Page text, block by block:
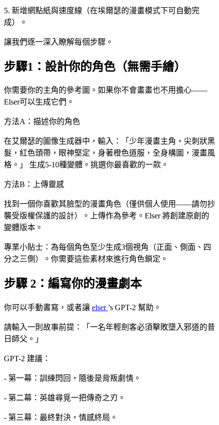
5. 新增網點紙與速度線（在埃爾瑟的漫畫模式下可自動完
成）。
讓我們逐一深入瞭解每個步驟。
步驟1：設計你的角色（無需手繪）
你需要你的主角的參考圖。如果你不會畫畫也不用擔心——
Elser可以生成它們。
方法A：描述你的角色
在艾爾瑟的圖像生成器中，輸入：「少年漫畫主角，尖刺狀黑
髮，紅色頭帶，眼神堅定，身著橙色道服，全身構圖，漫畫風
格。」 生成5-10種變體。挑選你最喜歡的一款。
方法B：上傳靈感
找到一個你喜歡其臉型的漫畫角色（僅供個人使用——請勿抄
襲受版權保護的設計）。上傳作為參考。Elser 將創建原創的
變體版本。
專業小貼士：為每個角色至少生成3個視角（正面、側面、四
分之三側）。你需要這些素材來進行角色鎖定。
步驟 2：編寫你的漫畫劇本
你可以手動書寫，或者讓 elser ’s GPT-2 幫助。
請輸入一則故事前提：「一名年輕劍客必須擊敗墮入邪道的昔
日師父。」
GPT-2 建議：
- 第一幕：訓練閃回，隨後是背叛劇情。
- 第二幕：英雄尋覓一把傳奇之刃。
- 第三幕：最終對決，情感終局。